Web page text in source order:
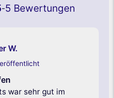
-5 Bewertungen
W.
war sehr gut im